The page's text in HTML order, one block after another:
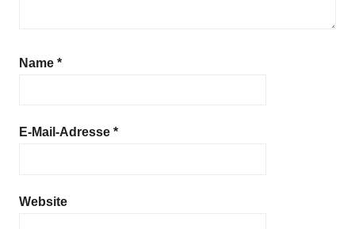
Name *
E-Mail-Adresse *
Website